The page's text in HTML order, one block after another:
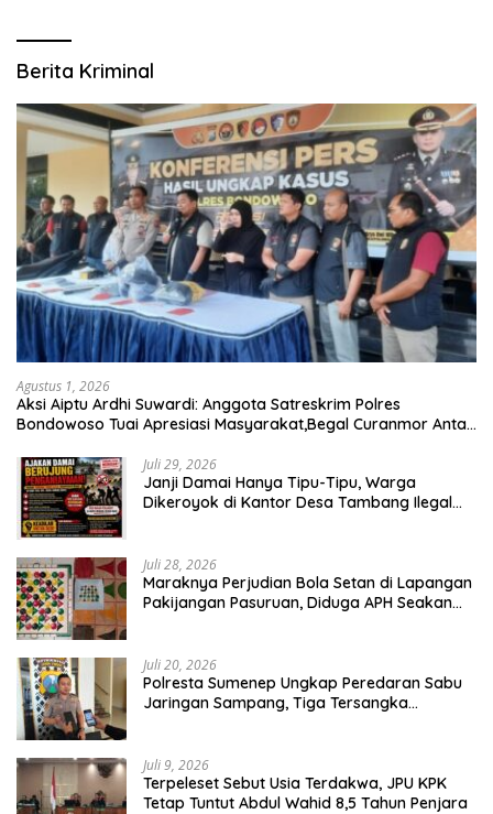
Berita Kriminal
Agustus 1, 2026
Aksi Aiptu Ardhi Suwardi: Anggota Satreskrim Polres
Bondowoso Tuai Apresiasi Masyarakat,Begal Curanmor Antar
Juli 29, 2026
Janji Damai Hanya Tipu-Tipu, Warga
Dikeroyok di Kantor Desa Tambang Ilegal
Juli 28, 2026
Maraknya Perjudian Bola Setan di Lapangan
Pakijangan Pasuruan, Diduga APH Seakan
Juli 20, 2026
Polresta Sumenep Ungkap Peredaran Sabu
Jaringan Sampang, Tiga Tersangka
Juli 9, 2026
Terpeleset Sebut Usia Terdakwa, JPU KPK
Tetap Tuntut Abdul Wahid 8,5 Tahun Penjara